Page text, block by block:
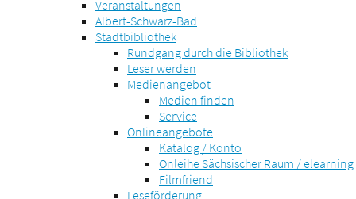
Veranstaltungen
Albert-Schwarz-Bad
Stadtbibliothek
Rundgang durch die Bibliothek
Leser werden
Medienangebot
Medien finden
Service
Onlineangebote
Katalog / Konto
Onleihe Sächsischer Raum / elearning
Filmfriend
Leseförderung